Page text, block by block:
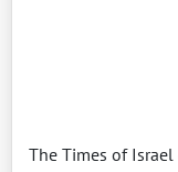
The Times of